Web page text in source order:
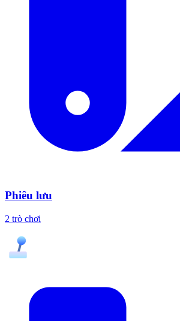
Phiêu lưu
2 trò chơi